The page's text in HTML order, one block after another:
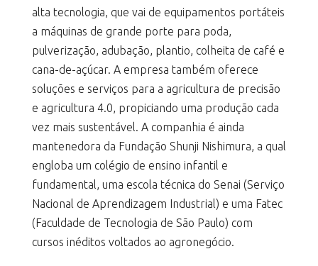
alta tecnologia, que vai de equipamentos portáteis
a máquinas de grande porte para poda,
pulverização, adubação, plantio, colheita de café e
cana-de-açúcar. A empresa também oferece
soluções e serviços para a agricultura de precisão
e agricultura 4.0, propiciando uma produção cada
vez mais sustentável. A companhia é ainda
mantenedora da Fundação Shunji Nishimura, a qual
engloba um colégio de ensino infantil e
fundamental, uma escola técnica do Senai (Serviço
Nacional de Aprendizagem Industrial) e uma Fatec
(Faculdade de Tecnologia de São Paulo) com
cursos inéditos voltados ao agronegócio.